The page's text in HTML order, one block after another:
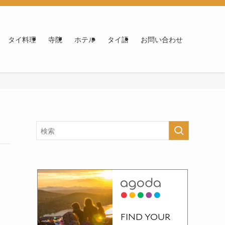
タイ料理 寺院 ホテル タイ語 お問い合わせ